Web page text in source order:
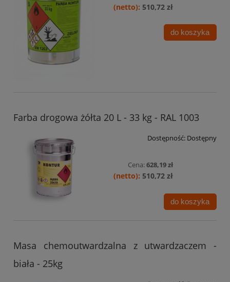
510,72 zł
do koszyka
Farba drogowa żółta 20 L - 33 kg - RAL 1003
Dostępność: Dostępny
Cena:628,19 zł
510,72 zł
do koszyka
Masa chemoutwardzalna z utwardzaczem -
biała - 25kg